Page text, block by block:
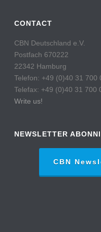
CONTACT
CBN Deutschland e.V.
Postfach 670222
22342 Hamburg
Telefon: +49 (0)40 31 700
Telefax: +49 (0)40 31 700
Write us!
NEWSLETTER
CBN